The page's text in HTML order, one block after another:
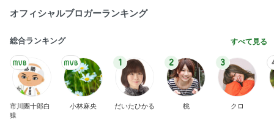
オフィシャルブロガーランキング
総合ランキング すべて見る
市川團十郎白
猿
小林麻央
1
だいたひかる
2
桃
3
クロ